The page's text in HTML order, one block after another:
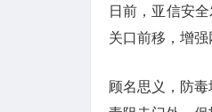
日前，亚信安
关口前移，增强
顾名思义，防